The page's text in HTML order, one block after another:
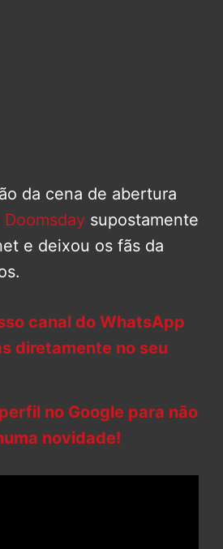
da cena de abertura
supostamente
e deixou os fãs da
canal do WhatsApp
diretamente no seu
no Google para não
novidade!